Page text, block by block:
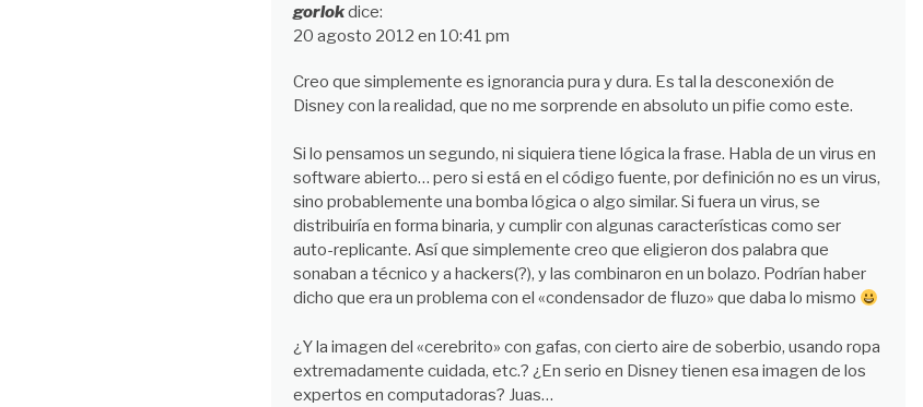
gorlokdice:
20 agosto 2012 en 10:41 pm
Creo que simplemente es ignorancia pura y dura. Es tal la desconexión de
Disney con la realidad, que no me sorprende en absoluto un pifie como este.
Si lo pensamos un segundo, ni siquiera tiene lógica la frase. Habla de un virus en
software abierto… pero si está en el código fuente, por definición no es un virus,
sino probablemente una bomba lógica o algo similar. Si fuera un virus, se
distribuiría en forma binaria, y cumplir con algunas características como ser
auto-replicante. Así que simplemente creo que eligieron dos palabra que
sonaban a técnico y a hackers(?), y las combinaron en un bolazo. Podrían haber
dicho que era un problema con el «condensador de fluzo» que daba lo mismo
¿Y la imagen del «cerebrito» con gafas, con cierto aire de soberbio, usando ropa
extremadamente cuidada, etc.? ¿En serio en Disney tienen esa imagen de los
expertos en computadoras? Juas…